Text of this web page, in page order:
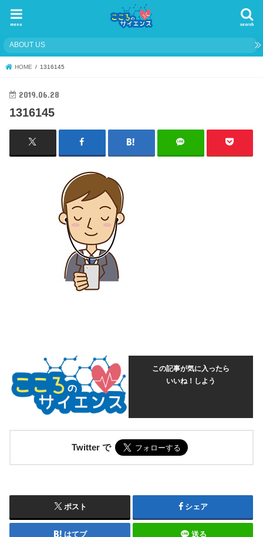
search
menu
ABOUT US
HOME 1316145
2019.06.28
1316145
この記事が気に入ったら
いいね！しよう
Twitter で
ポスト シェア
はてブ 送る